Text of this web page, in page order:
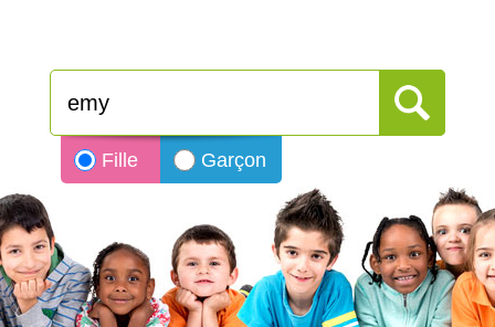
Fille Garçon